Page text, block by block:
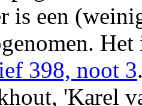
is een
398, noot 3
, 'Karel